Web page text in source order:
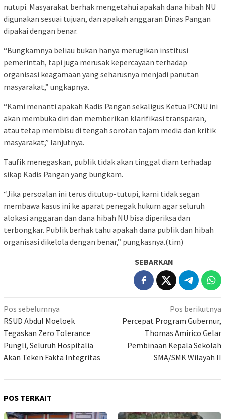
nutupi. Masyarakat berhak mengetahui apakah dana hibah NU
digunakan sesuai tujuan, dan apakah anggaran Dinas Pangan
dipakai dengan benar.
“Bungkamnya beliau bukan hanya merugikan institusi
pemerintah, tapi juga merusak kepercayaan terhadap
organisasi keagamaan yang seharusnya menjadi panutan
masyarakat,” ungkapnya.
“Kami menanti apakah Kadis Pangan sekaligus Ketua PCNU ini
akan membuka diri dan memberikan klarifikasi transparan,
atau tetap membisu di tengah sorotan tajam media dan kritik
masyarakat,” lanjutnya.
Taufik menegaskan, publik tidak akan tinggal diam terhadap
sikap Kadis Pangan yang bungkam.
“Jika persoalan ini terus ditutup-tutupi, kami tidak segan
membawa kasus ini ke aparat penegak hukum agar seluruh
alokasi anggaran dan dana hibah NU bisa diperiksa dan
terbongkar. Publik berhak tahu apakah dana publik dan hibah
organisasi dikelola dengan benar,” pungkasnya.(tim)
SEBARKAN
Navigasi
pos
Pos sebelumnya
RSUD Abdul Moeloek
Tegaskan Zero Tolerance
Pungli, Seluruh Hospitalia
Akan Teken Fakta Integritas
Pos berikutnya
Percepat Program Gubernur,
Thomas Amirico Gelar
Pembinaan Kepala Sekolah
SMA/SMK Wilayah II
POS TERKAIT